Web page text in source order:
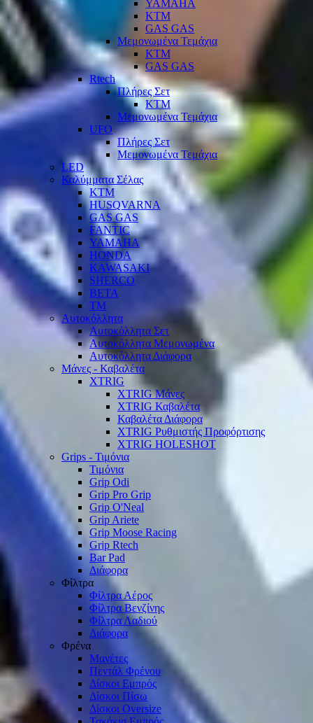
YAMAHA
KTM
GAS GAS
Μεμονωμένα Τεμάχια
KTM
GAS GAS
Rtech
Πλήρες Σετ
KTM
Μεμονωμένα Τεμάχια
UFO
Πλήρες Σετ
Μεμονωμένα Τεμάχια
LED
Καλύμματα Σέλας
KTM
HUSQVARNA
GAS GAS
FANTIC
YAMAHA
HONDA
KAWASAKI
SHERCO
BETA
TM
Αυτοκόλλητα
Αυτοκόλλητα Σετ
Αυτοκόλλητα Μεμονωμένα
Αυτοκόλλητα Διάφορα
Μάνες - Καβαλέτα
XTRIG
XTRIG Μάνες
XTRIG Καβαλέτα
Καβαλέτα Διάφορα
XTRIG Ρυθμιστής Προφόρτισης
XTRIG HOLESHOT
Grips - Τιμόνια
Τιμόνια
Grip Odi
Grip Pro Grip
Grip O'Neal
Grip Ariete
Grip Moose Racing
Grip Rtech
Bar Pad
Διάφορα
Φίλτρα
Φίλτρα Αέρος
Φίλτρα Βενζίνης
Φίλτρα Λαδιού
Διάφορα
Φρένα
Μανέτες
Πεντάλ Φρένου
Δίσκοι Εμπρός
Δίσκοι Πίσω
Δίσκοι Oversize